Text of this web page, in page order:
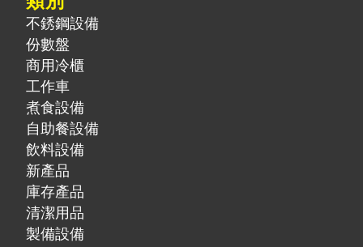
不銹鋼設備
份數盤
商用冷櫃
工作車
煮食設備
自助餐設備
飲料設備
新產品
庫存產品
清潔用品
製備設備